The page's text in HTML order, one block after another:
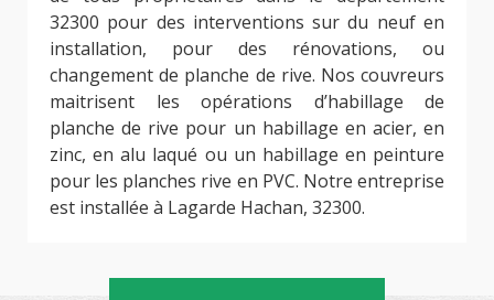
32300 pour des interventions sur du neuf en
installation, pour des rénovations, ou
changement de planche de rive. Nos couvreurs
maitrisent les opérations d’habillage de
planche de rive pour un habillage en acier, en
zinc, en alu laqué ou un habillage en peinture
pour les planches rive en PVC. Notre entreprise
est installée à Lagarde Hachan, 32300.